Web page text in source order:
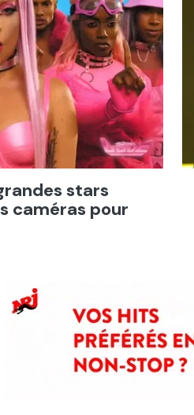
stars
caméras pour